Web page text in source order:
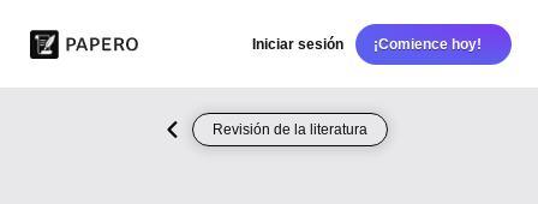
Iniciar sesión ¡Comience hoy!
Revisión de la literatura